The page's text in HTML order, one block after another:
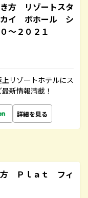
方 リゾートスタ
イ ボホール シ
～２０２１
リゾートホテルにス
新情報満載！
詳細を見る
Ｐｌａｔ フィ